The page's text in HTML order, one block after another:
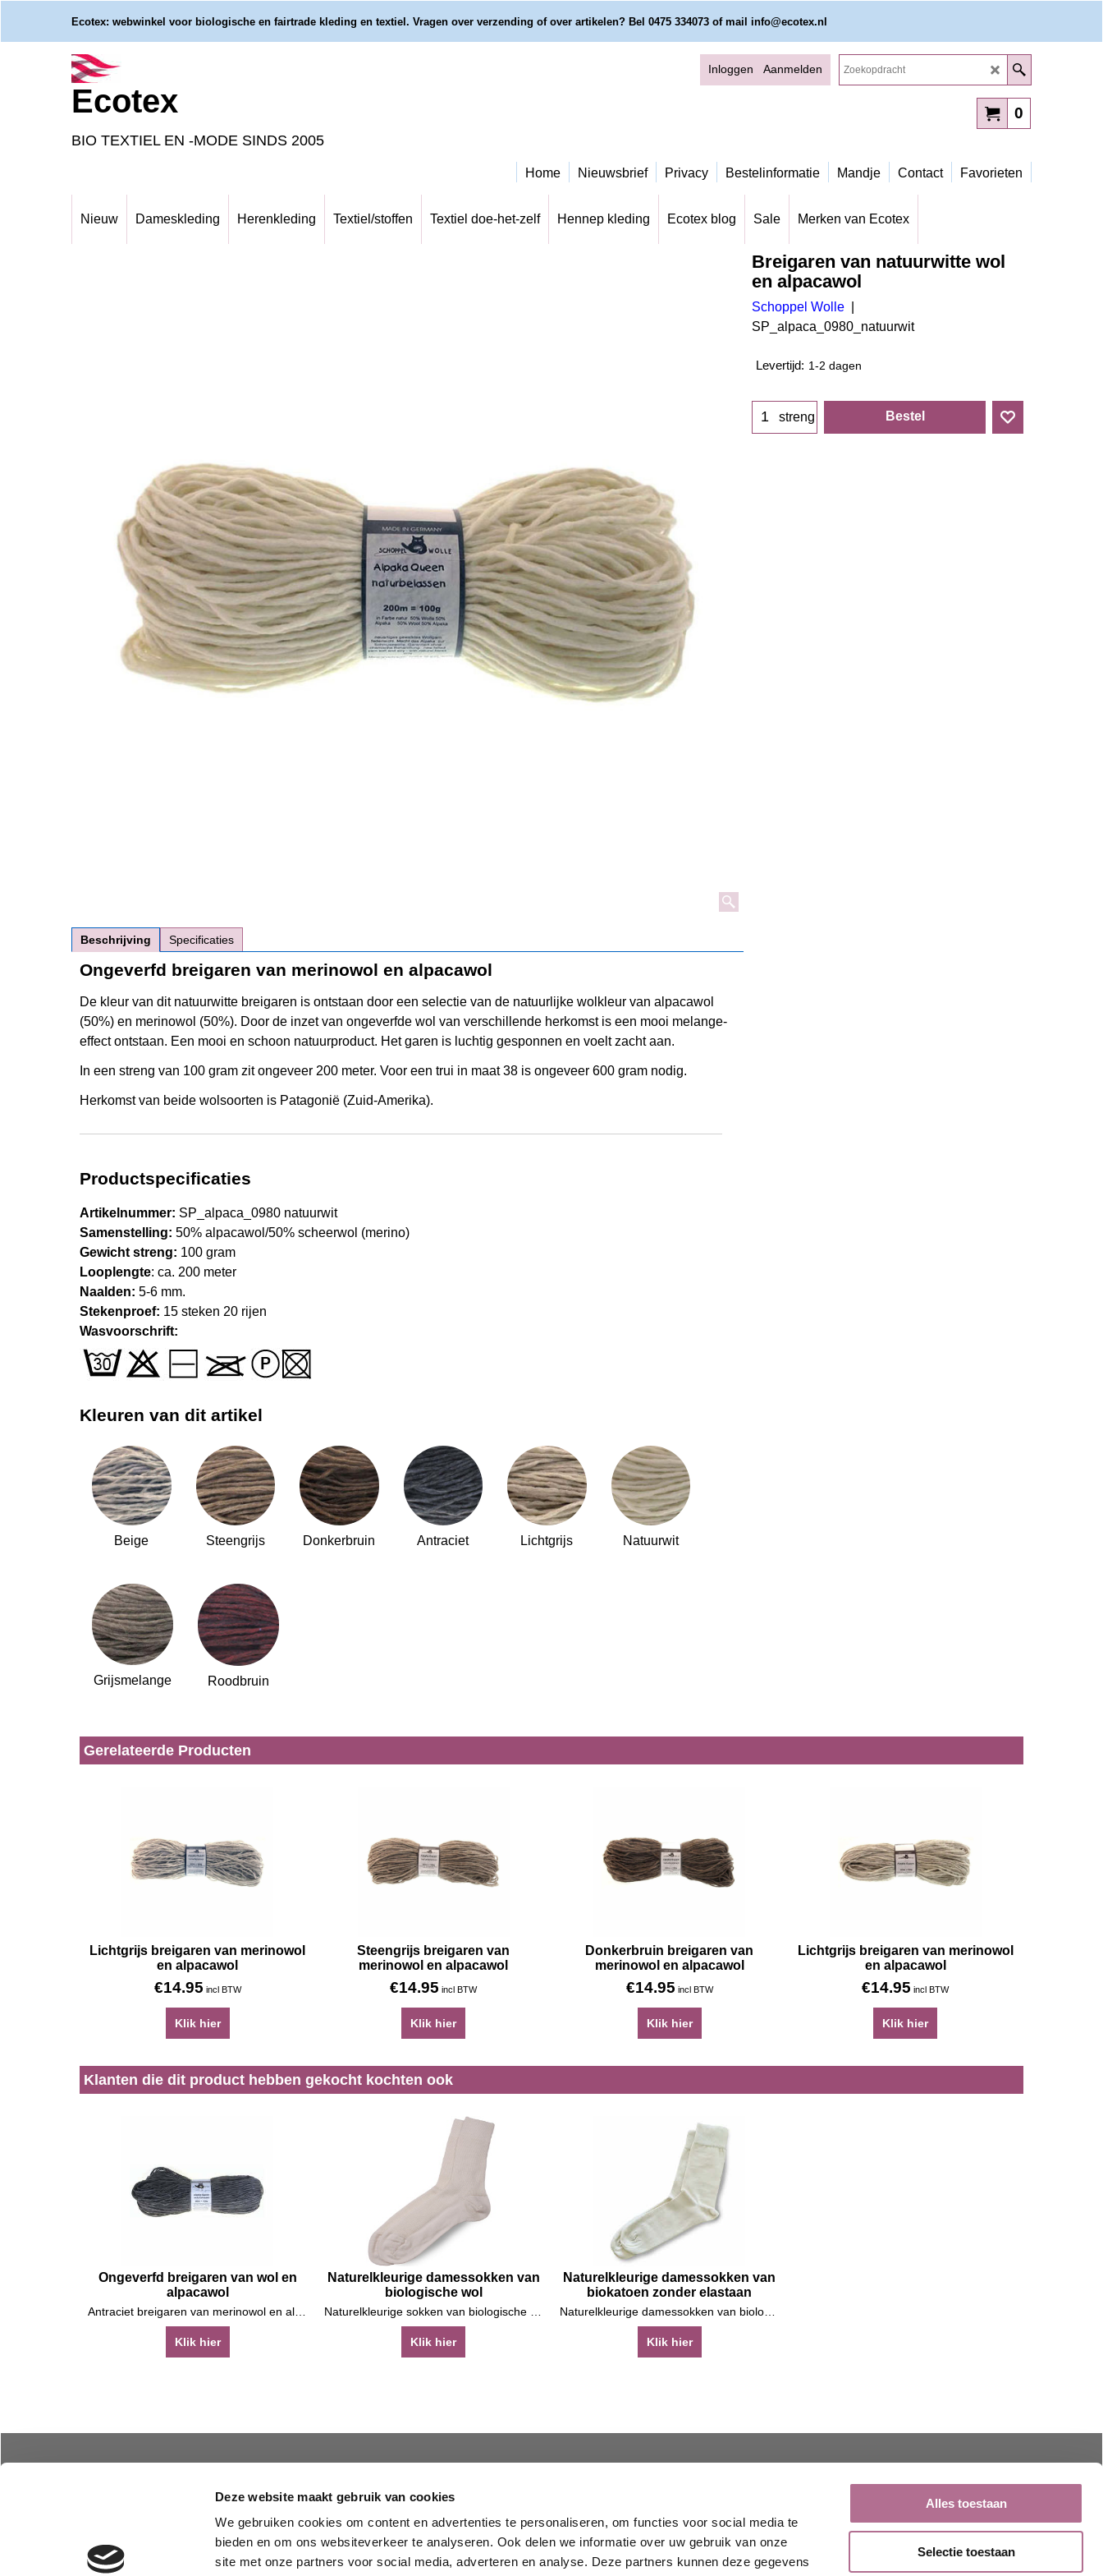
Deze website maakt gebruik van cookies
We gebruiken cookies om content en advertenties te personaliseren, om functies voor social media te
bieden en om ons websiteverkeer te analyseren. Ook delen we informatie over uw gebruik van onze
site met onze partners voor social media, adverteren en analyse. Deze partners kunnen deze gegevens
Alles toestaan
Selectie toestaan
Ecotex: webwinkel voor biologische en fairtrade kleding en textiel. Vragen over verzending of over artikelen? Bel 0475 334073 of mail info@ecotex.nl
Ecotex
BIO TEXTIEL EN -MODE SINDS 2005
Inloggen Aanmelden
0
Home Nieuwsbrief Privacy Bestelinformatie Mandje Contact Favorieten
Nieuw Dameskleding Herenkleding Textiel/stoffen Textiel doe-het-zelf Hennep kleding Ecotex blog Sale Merken van Ecotex
Breigaren van natuurwitte wol
en alpacawol
Schoppel Wolle
SP_alpaca_0980_natuurwit
Levertijd: 1-2 dagen
streng Bestel
Beschrijving Specificaties
Ongeverfd breigaren van merinowol en alpacawol
De kleur van dit natuurwitte breigaren is ontstaan door een selectie van de natuurlijke wolkleur van alpacawol
(50%) en merinowol (50%). Door de inzet van ongeverfde wol van verschillende herkomst is een mooi melange-
effect ontstaan. Een mooi en schoon natuurproduct. Het garen is luchtig gesponnen en voelt zacht aan.
In een streng van 100 gram zit ongeveer 200 meter. Voor een trui in maat 38 is ongeveer 600 gram nodig.
Herkomst van beide wolsoorten is Patagonië (Zuid-Amerika).
Productspecificaties
Artikelnummer: SP_alpaca_0980 natuurwit
Samenstelling: 50% alpacawol/50% scheerwol (merino)
Gewicht streng: 100 gram
Looplengte: ca. 200 meter
Naalden: 5-6 mm.
Stekenproef: 15 steken 20 rijen
Wasvoorschrift:
Kleuren van dit artikel
Beige Steengrijs Donkerbruin Antraciet Lichtgrijs Natuurwit
Grijsmelange Roodbruin
Gerelateerde Producten
Lichtgrijs breigaren van merinowol
en alpacawol
€14.95 incl BTW
Klik hier
Steengrijs breigaren van
merinowol en alpacawol
€14.95 incl BTW
Klik hier
Donkerbruin breigaren van
merinowol en alpacawol
€14.95 incl BTW
Klik hier
Lichtgrijs breigaren van merinowol
en alpacawol
€14.95 incl BTW
Klik hier
Klanten die dit product hebben gekocht kochten ook
Ongeverfd breigaren van wol en
alpacawol
Antraciet breigaren van merinowol en alpacawol
Klik hier
Naturelkleurige damessokken van
biologische wol
Naturelkleurige sokken van biologische wol
Klik hier
Naturelkleurige damessokken van
biokatoen zonder elastaan
Naturelkleurige damessokken van biologische katoen zonder elastaan
Klik hier
GOTS
Privacy
Herenkleding
Hennep kleding
Stoffen
Nonwoven van wol
Wol
Hennep
Linnen
Nieuwsbrief